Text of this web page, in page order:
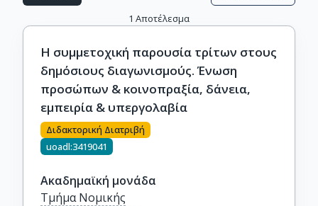
1 Αποτέλεσμα
Η συμμετοχική παρουσία τρίτων στους
δημόσιους διαγωνισμούς. Ένωση
προσώπων & κοινοπραξία, δάνεια,
εμπειρία & υπεργολαβία
Διδακτορική Διατριβή
uoadl:3419041
Ακαδημαϊκή μονάδα
Τμήμα Νομικής